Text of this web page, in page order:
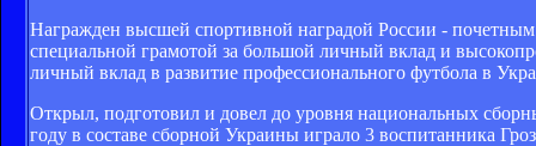
Награжден высшей спортивной наградой России -
специальной грамотой за большой личный вклад и
личный вклад в развитие профессионального футбола в
Открыл, подготовил и довел до уровня национальных
году в составе сборной Украины играло 3 воспитанника